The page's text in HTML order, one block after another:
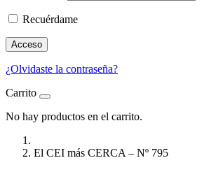
Recuérdame
Acceso
¿Olvidaste la contraseña?
Carrito
No hay productos en el carrito.
El CEI más CERCA – Nº 795